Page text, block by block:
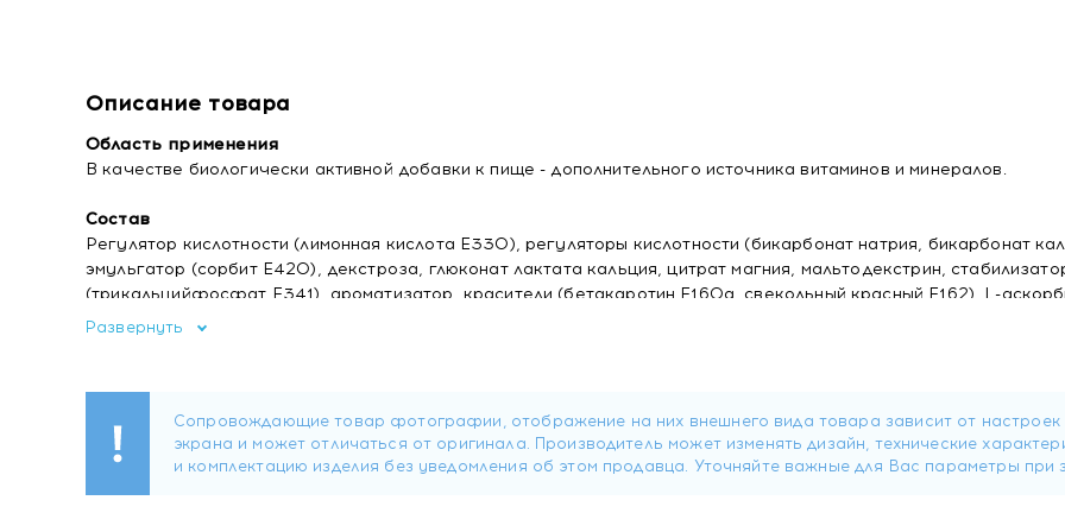
Описание товара
Область применения
В качестве биологически активной добавки к пище - дополнительного источника витаминов и минералов.
Состав
Регулятор кислотности (лимонная кислота Е330), регуляторы кислотности (бикарбонат натрия, бикарбонат
эмульгатор (сорбит Е420), декстроза, глюконат лактата кальция, цитрат магния, мальтодекстрин,
(трикальцийфосфат Е341), ароматизатор, красители (бетакаротин Е160а, свекольный красный Е162), L-
кислота, подсластители (сукралоза Е955, сахарин), DL-альфа-токоферола ацетат, никотинамид, кальция D-
Форма выпуска
Шипучие таблетки массой 4,1 грамма.
2 таблетки (суточная доза) содержат:
Развернуть